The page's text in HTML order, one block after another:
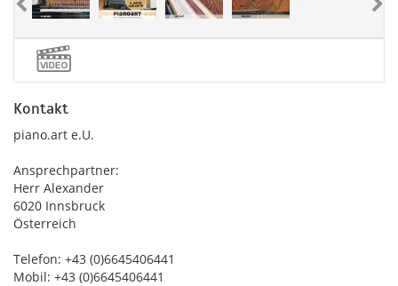
Kontakt
piano.art e.U.
Ansprechpartner:
Herr Alexander
6020 Innsbruck
Österreich
Telefon: +43 (0)6645406441
Mobil: +43 (0)6645406441